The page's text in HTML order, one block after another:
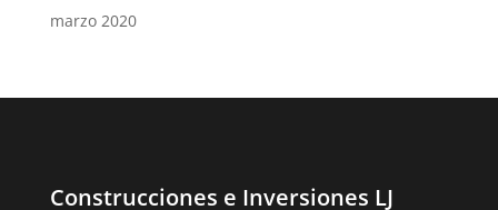
marzo 2020
Construcciones e Inversiones LJ